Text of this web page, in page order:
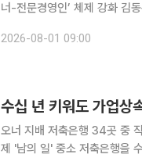
너-전문경영인’ 체제 강화 김동관 한화그룹 부회장이 수석부회장으로 승진했지만 한화에어로스페
심 사업 전략과 투자, 자본 배
2026-08-01 09:00
오너 지배 저축은행 34곳 중
제 '남의 일' 중소 저축은행을 수십 년 키워도 자녀에게 물려줄 때 받을 수 있는 가업상속공제는 ‘0